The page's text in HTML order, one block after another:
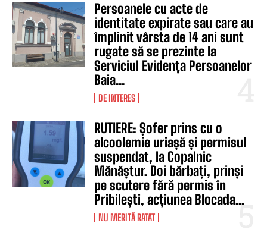
Persoanele cu acte de
identitate expirate sau care au
împlinit vârsta de 14 ani sunt
rugate să se prezinte la
Serviciul Evidența Persoanelor
Baia...
DE INTERES
RUTIERE: Șofer prins cu o
alcoolemie uriașă și permisul
suspendat, la Copalnic
Mănăștur. Doi bărbați, prinși
pe scutere fără permis în
Pribilești, acțiunea Blocada...
NU MERITĂ RATAT